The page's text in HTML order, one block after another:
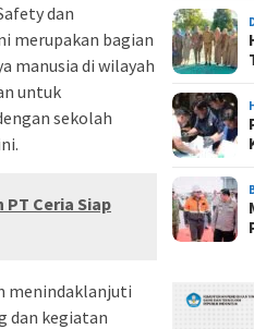
dan
merupakan bagian
manusia di wilayah
untuk
sekolah
Ceria Siap
menindaklanjuti
dan kegiatan